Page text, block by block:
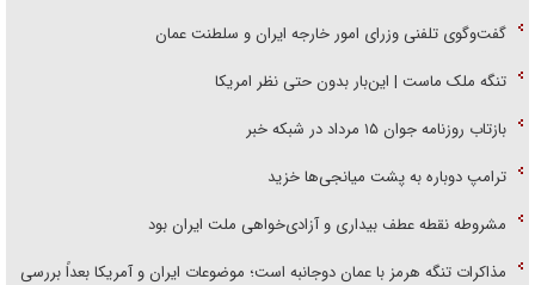
گفت‌وگوی تلفنی وزرای امور خارجه ایران و سلطنت عمان
تنگه ملک ماست | این‌بار بدون حتی نظر امریکا
بازتاب روزنامه جوان ۱۵ مرداد در شبکه خبر
ترامپ دوباره به پشت میانجی‌ها خزید
مشروطه نقطه عطف بیداری و آزادی‌خواهی ملت ایران بود
مذاکرات تنگه هرمز با عمان دوجانبه است؛ موضوعات ایران و آمریکا بعداً بررسی